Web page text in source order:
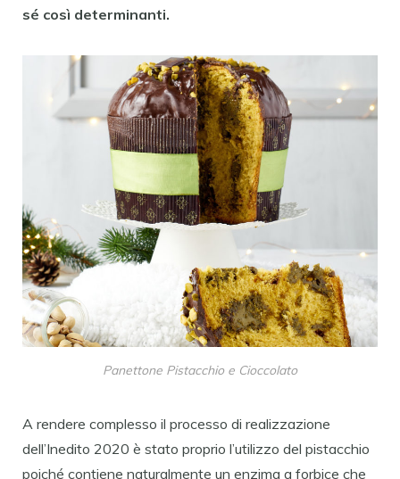
sé così determinanti.
Panettone Pistacchio e Cioccolato
A rendere complesso il processo di realizzazione
dell’Inedito 2020 è stato proprio l’utilizzo del pistacchio
poiché contiene naturalmente un enzima a forbice che